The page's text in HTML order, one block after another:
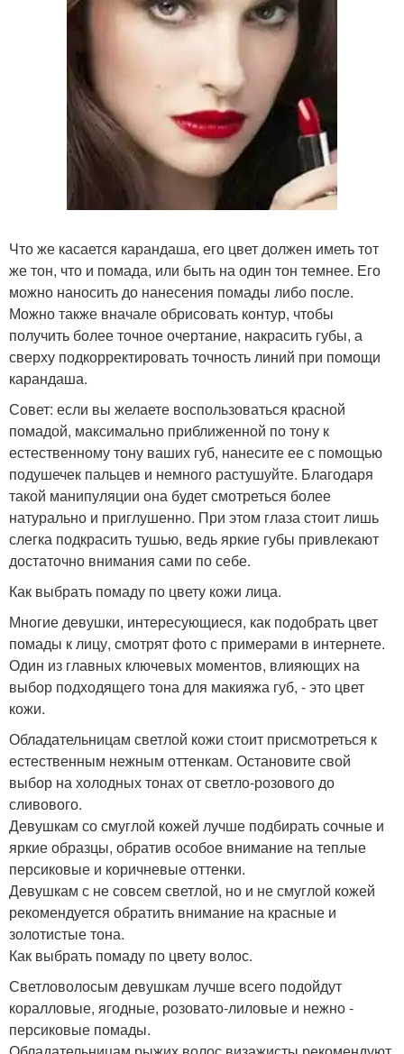
Что же касается карандаша, его цвет должен иметь тот
же тон, что и помада, или быть на один тон темнее. Его
можно наносить до нанесения помады либо после.
Можно также вначале обрисовать контур, чтобы
получить более точное очертание, накрасить губы, а
сверху подкорректировать точность линий при помощи
карандаша.
Совет: если вы желаете воспользоваться красной
помадой, максимально приближенной по тону к
естественному тону ваших губ, нанесите ее с помощью
подушечек пальцев и немного растушуйте. Благодаря
такой манипуляции она будет смотреться более
натурально и приглушенно. При этом глаза стоит лишь
слегка подкрасить тушью, ведь яркие губы привлекают
достаточно внимания сами по себе.
Как выбрать помаду по цвету кожи лица.
Многие девушки, интересующиеся, как подобрать цвет
помады к лицу, смотрят фото с примерами в интернете.
Один из главных ключевых моментов, влияющих на
выбор подходящего тона для макияжа губ, - это цвет
кожи.
Обладательницам светлой кожи стоит присмотреться к
естественным нежным оттенкам. Остановите свой
выбор на холодных тонах от светло-розового до
сливового.
Девушкам со смуглой кожей лучше подбирать сочные и
яркие образцы, обратив особое внимание на теплые
персиковые и коричневые оттенки.
Девушкам с не совсем светлой, но и не смуглой кожей
рекомендуется обратить внимание на красные и
золотистые тона.
Как выбрать помаду по цвету волос.
Светловолосым девушкам лучше всего подойдут
коралловые, ягодные, розовато-лиловые и нежно -
персиковые помады.